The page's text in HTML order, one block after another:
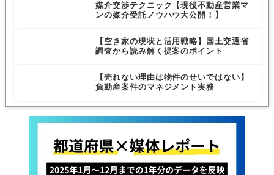
媒介交渉テクニック【現役不動産営業マ
ンの媒介受託ノウハウ大公開！】
【空き家の現状と活用戦略】国土交通省
調査から読み解く提案のポイント
【売れない理由は物件のせいではない】
負動産案件のマネジメント実務